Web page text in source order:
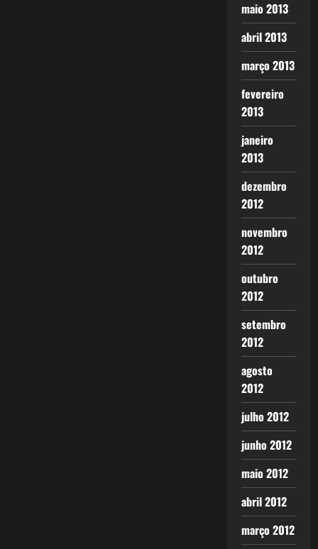
maio 2013
abril 2013
março 2013
fevereiro
2013
janeiro
2013
dezembro
2012
novembro
2012
outubro
2012
setembro
2012
agosto
2012
julho 2012
junho 2012
maio 2012
abril 2012
março 2012